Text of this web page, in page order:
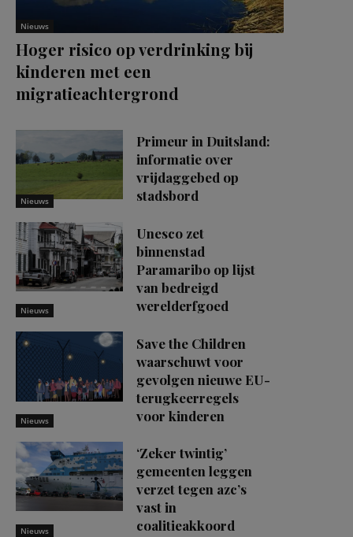
Nieuws
Hoger risico op verdrinking bij
kinderen met een
migratieachtergrond
Nieuws
Primeur in Duitsland:
informatie over
vrijdaggebed op
stadsbord
Nieuws
Unesco zet
binnenstad
Paramaribo op lijst
van bedreigd
werelderfgoed
Nieuws
Save the Children
waarschuwt voor
gevolgen nieuwe EU-
terugkeerregels
voor kinderen
Nieuws
‘Zeker twintig’
gemeenten leggen
verzet tegen azc’s
vast in
coalitieakkoord